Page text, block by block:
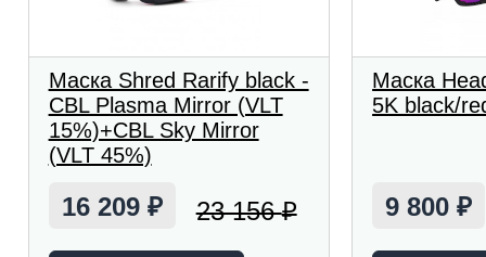
Маска Shred Rarify black -
CBL Plasma Mirror (VLT
15%)+CBL Sky Mirror
(VLT 45%)
16 209 ₽ 23 156₽
Маска
5K black/
9 800₽